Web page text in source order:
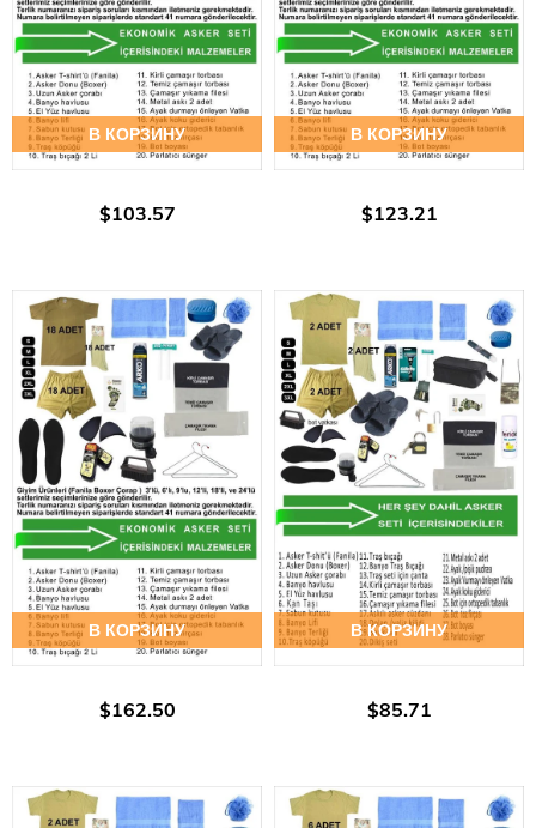
В КОРЗИНУ
$103.57
В КОРЗИНУ
$123.21
В КОРЗИНУ
$162.50
В КОРЗИНУ
$85.71